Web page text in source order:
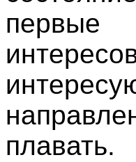
плавать.